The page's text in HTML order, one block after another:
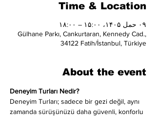
Time & Location
۰۹ حمل ۱۴۰۵، ۱۵:۰۰ – ۱۸:۰۰
Gülhane Parkı, Cankurtaran, Kennedy Cad.,
34122 Fatih/İstanbul, Türkiye
About the event
Deneyim Turları Nedir?
Deneyim Turları; sadece bir gezi değil, aynı
zamanda sürüşünüzü daha güvenli, konforlu